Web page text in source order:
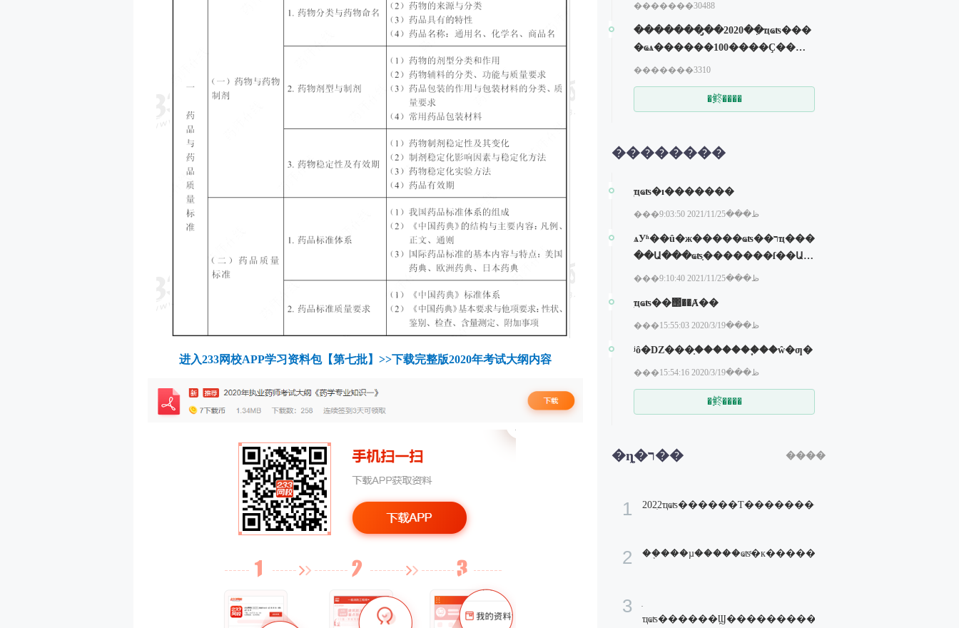
进入233网校APP学习资料包【第七批】>>下载完整版2020年考试大纲内容
�������30488
��������̡�2020��ִҵҩʦ���
�ҩѧ������100����Ҫ���
�
�������3310
�鿴����
��������
ְҵҩʦ�ı�������
���ظ���2021/11/25 9:03:50
ѧУʱ��û�ж�����ҩʦ��רҵ���
��Ա���ҩʦ֤�������ſ��Ա�
����ҩʦ֤��
���ظ���2021/11/25 9:10:40
ִҵҩʦ��΢��Ⱥ��
���ظ���2020/3/19 15:55:03
ʲô�Ǳ���֤�������֪��ŵ�ƣ�
���ظ���2020/3/19 15:54:16
�鿴����
�ȵ�ר�� ����
1
2 ��֤���µ�����ҩʦͬ�к�����һ�����battle�ɣ�
3